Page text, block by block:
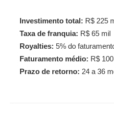
Investimento total: R$ 225
Taxa de franquia: R$ 65 mil
Royalties: 5% do
Faturamento médio: R$
Prazo de retorno: 24 a 36